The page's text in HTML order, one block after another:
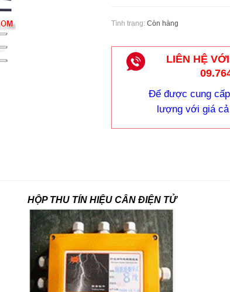
Tình trạng: Còn hàng
LIÊN HỆ
Để được cung
lượng với giá
HỘP THU TÍN HIỆU CÂN ĐIỆN TỬ